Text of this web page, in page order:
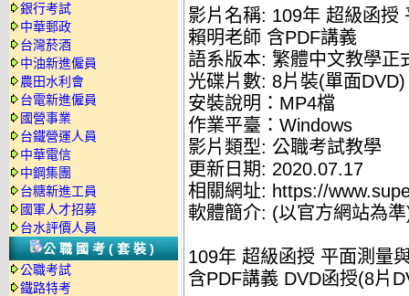
銀行考試
中華郵政
台灣菸酒
中油新進僱員
農田水利會
台電新進僱員
國營事業
台鐵營運人員
中華電信
中鋼集團
台糖新進工員
國軍人才招募
台水評價人員
公職國考(套裝)
公職考試
鐵路特考
影片名稱: 109年 超級函授
賴明老師 含PDF講義
語系版本: 繁體中文教學正
光碟片數: 8片裝(單面DVD)
安裝說明：MP4檔
作業平臺：Windows
影片類型: 公職考試教學
更新日期: 2020.07.17
相關網址: https://
軟體簡介: (以官方網站為
109年 超級函授 平面測量
含PDF講義 DVD函授(8片